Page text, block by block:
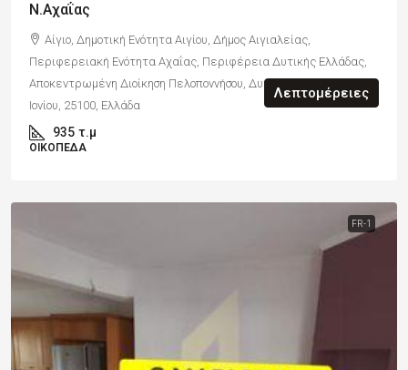
Ν.Αχαΐας
Αίγιο, Δημοτική Ενότητα Αιγίου, Δήμος Αιγιαλείας,
Περιφερειακή Ενότητα Αχαΐας, Περιφέρεια Δυτικής Ελλάδας,
Αποκεντρωμένη Διοίκηση Πελοποννήσου, Δυτικής Ελλάδας και
Ιονίου, 25100, Ελλάδα
935 τ.μ
ΟΙΚΌΠΕΔΑ
Λεπτομέρειες
FR-1